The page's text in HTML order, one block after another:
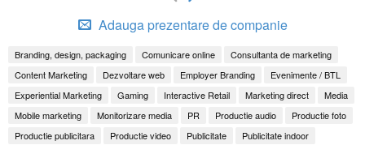
Adauga prezentare de companie
Branding, design, packaging Comunicare online
Consultanta de marketing
Content Marketing
Dezvoltare web Employer Branding
Evenimente / BTL
Experiential Marketing
Gaming Interactive Retail Marketing direct
Media
Mobile marketing
Monitorizare media PR Productie audio
Productie foto
Productie publicitara
Productie video Publicitate
Publicitate indoor